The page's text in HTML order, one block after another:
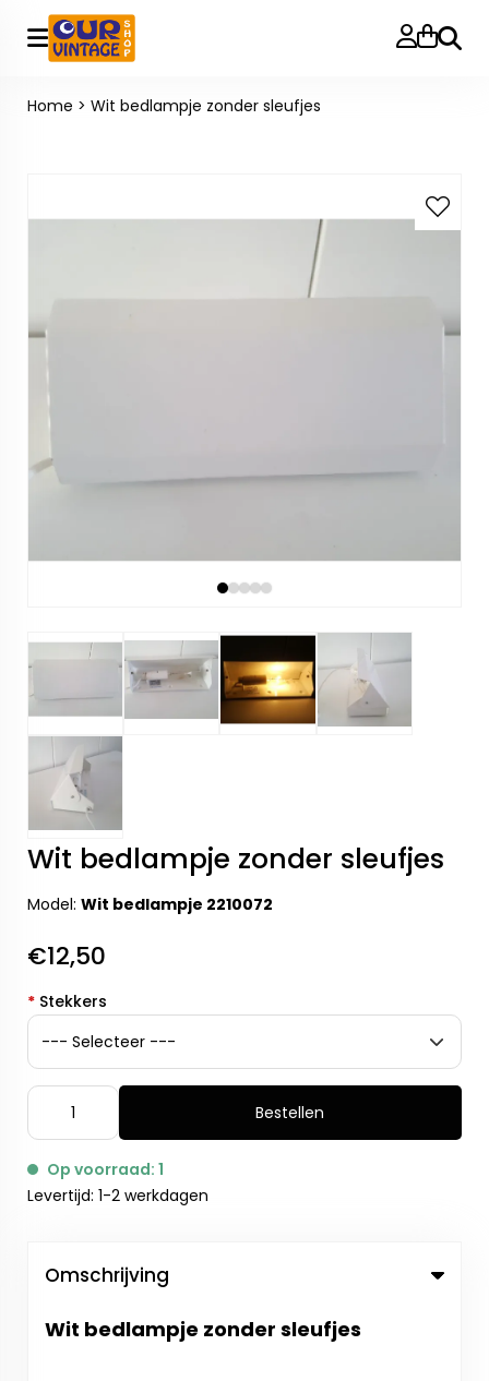
Home > Wit bedlampje zonder sleufjes
Wit bedlampje zonder sleufjes
Model: Wit bedlampje 2210072
€12,50
* Stekkers
Bestellen
Op voorraad: 1
Levertijd: 1-2 werkdagen
Omschrijving
Wit bedlampje zonder sleufjes